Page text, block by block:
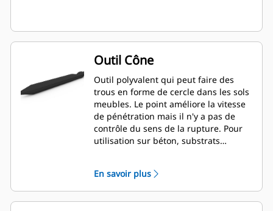
Outil Cône
Outil polyvalent qui peut faire des
trous en forme de cercle dans les sols
meubles. Le point améliore la vitesse
de pénétration mais il n'y a pas de
contrôle du sens de la rupture. Pour
utilisation sur béton, substrats
En savoir plus